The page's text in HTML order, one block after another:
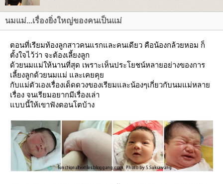
นมแม่...เรื่องยิ่งใหญ่ของคนเป็นแม่
ตอนที่เรียมท้องลูกสาวคนแรกและคนเดียว คือน้องกล้วยหอม ก็
ตั้งใจไว้ว่า จะต้องเลี้ยงลูก
ด้วยนมแม่ให้นานที่สุด เพราะเห็นประโยชน์หลายอย่างของการ
เลี้ยงลูกด้วยนมแม่ และเคยคุ
กับแม่ตัวเองเรื่องเด็ดดวงของเรียมและน้องๆเกี่ยวกับนมแม่หลา
เรื่อง จนเรียมอยากมีเรื่องเล่า
บบนี้ให้เขาฟังตอนโตบ้าง